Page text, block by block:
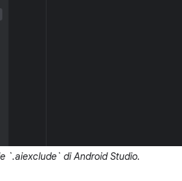
`.aiexclude` di Android Studio.